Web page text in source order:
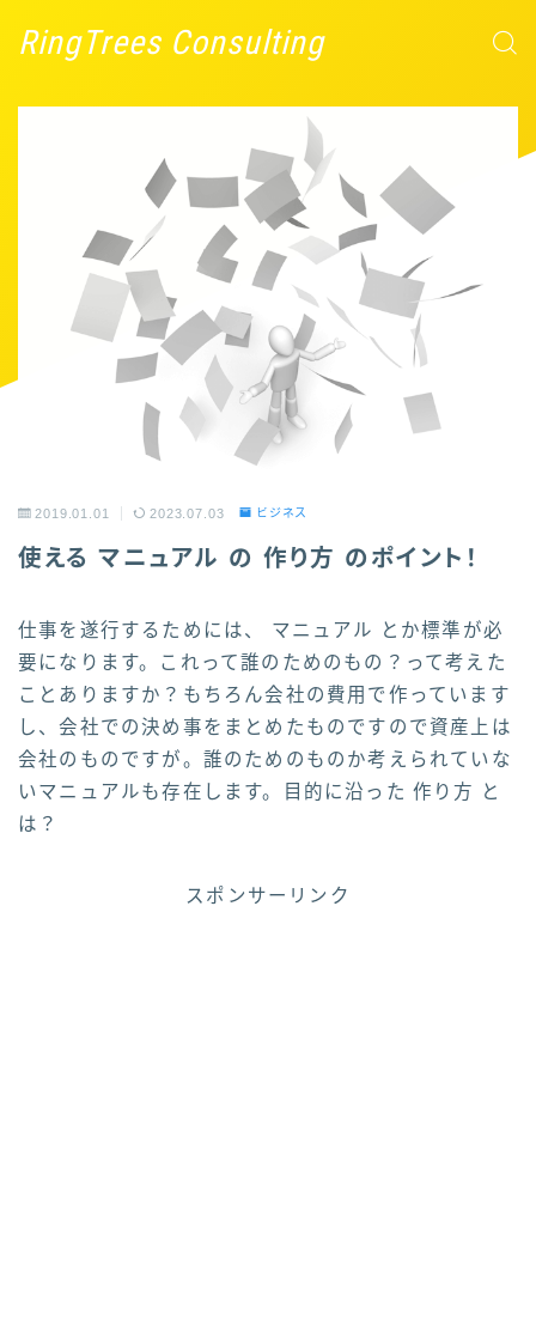
RingTrees Consulting
2019.01.01 2023.07.03 ビジネス
使える マニュアル の 作り方 のポイント！
仕事を遂行するためには、 マニュアル とか標準が必
要になります。これって誰のためのもの？って考えた
ことありますか？もちろん会社の費用で作っています
し、会社での決め事をまとめたものですので資産上は
会社のものですが。誰のためのものか考えられていな
いマニュアルも存在します。目的に沿った 作り方 と
は？
スポンサーリンク